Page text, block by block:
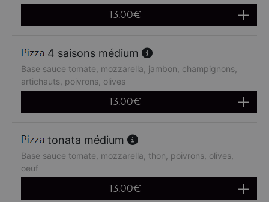
13.00€
4 saisons médium
Base sauce tomate, mozzarella, jambon, champignons,
artichauts, poivrons, olives
13.00€
tonata médium
Base sauce tomate, mozzarella, thon, poivrons, olives,
oeuf
13.00€